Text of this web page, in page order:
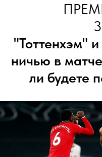
"Тоттенхэм"
ничью в
ли будете